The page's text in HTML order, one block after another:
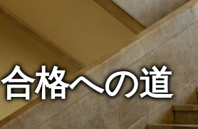
合格への道